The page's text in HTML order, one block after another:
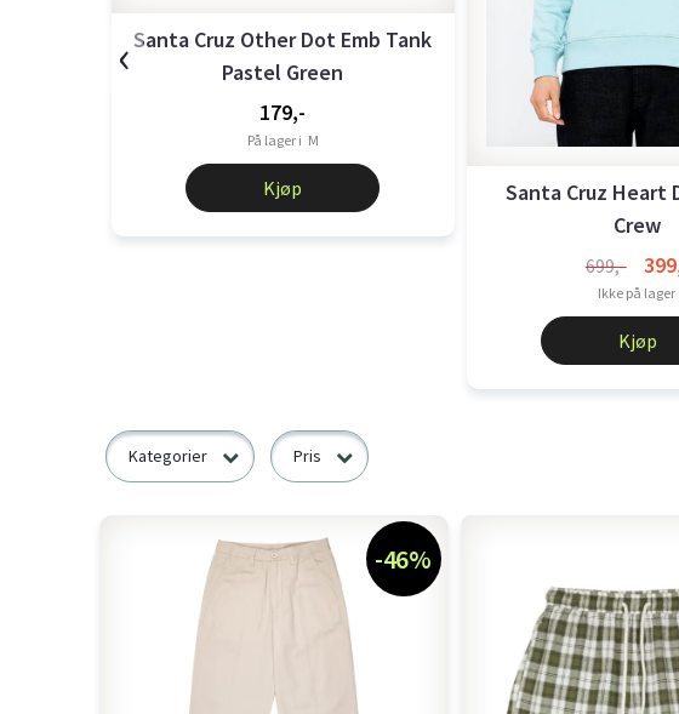
Santa Cruz Other Dot Emb Tank
Pastel Green
179,-
På lager i M
Kjøp
Santa Cruz Heart
Crew
699,-
Ikke på lager
Kjøp
‹
Kategorier Pris
-46%